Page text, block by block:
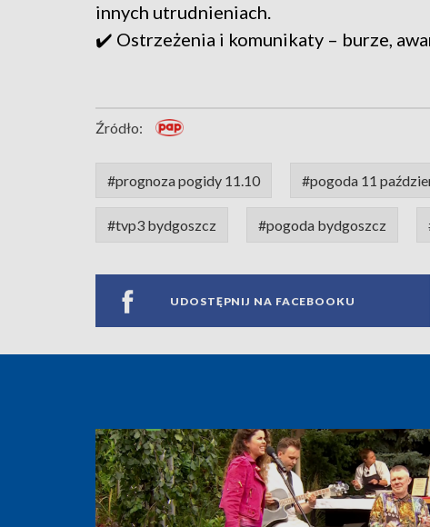
innych utrudnieniach.
✔️ Ostrzeżenia i komunikaty – burze,
Źródło:
#prognoza pogidy 11.10 #pogoda 11
#tvp3 bydgoszcz #pogoda bydgoszcz
UDOSTĘPNIJ NA FACEBOOKU